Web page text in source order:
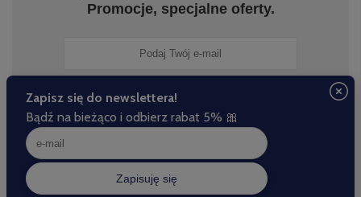
Promocje, specjalne oferty.
Zapisz się